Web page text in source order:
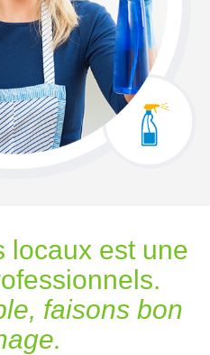
locaux est une
faisons bon